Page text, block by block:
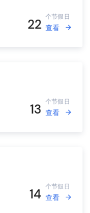
22 个节假日
查看
13 个节假日
查看
14 个节假日
查看